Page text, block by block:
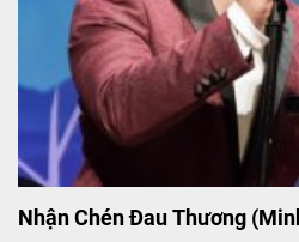
Nhận Chén Đau Thương